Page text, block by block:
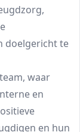
doelgericht te
waar
en
en hun